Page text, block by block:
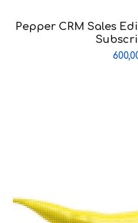
Pepper CRM Sales